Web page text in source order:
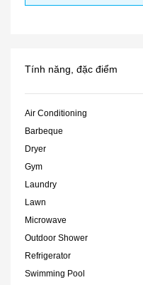
Tính năng, đặc điểm
Air Conditioning
Barbeque
Dryer
Gym
Laundry
Lawn
Microwave
Outdoor Shower
Refrigerator
Swimming Pool